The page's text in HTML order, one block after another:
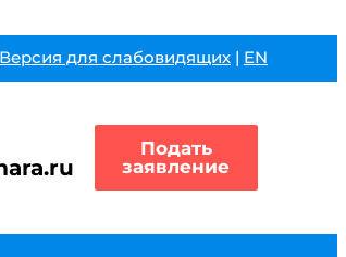
Версия для слабовидящих | EN
Подать
заявление